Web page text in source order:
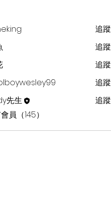
追蹤
追蹤
追蹤
追蹤
先生
追蹤
員（145）